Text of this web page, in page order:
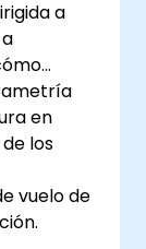
a
en
los
vuelo de